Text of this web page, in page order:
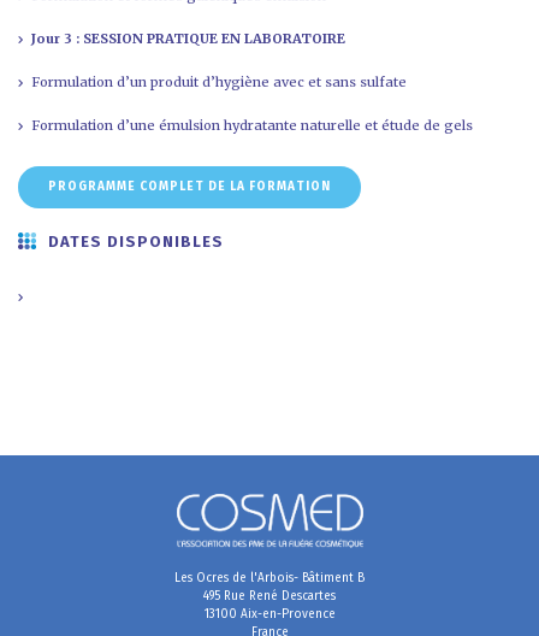
Jour 3 : SESSION PRATIQUE EN LABORATOIRE
Formulation d’un produit d’hygiène avec et sans sulfate
Formulation d’une émulsion hydratante naturelle et étude de gels
PROGRAMME COMPLET DE LA FORMATION
DATES DISPONIBLES
Les Ocres de l'Arbois- Bâtiment B
495 Rue René Descartes
13100 Aix-en-Provence
France